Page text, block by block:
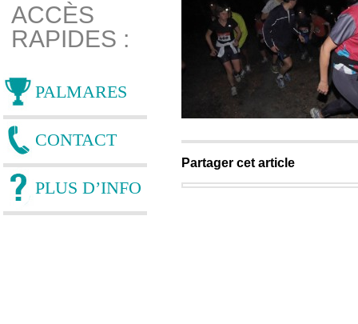
ACCÈS
RAPIDES :
PALMARES
CONTACT
PLUS D’INFO
Partager cet article